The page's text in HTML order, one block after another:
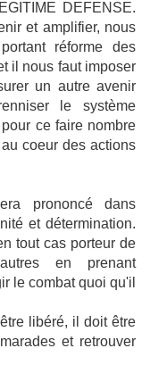
DEFENSE.
et amplifier, nous
réforme des
il nous faut imposer
un autre avenir
le système
ce faire nombre
coeur des actions
prononcé dans
et détermination.
tout cas porteur de
en prenant
le combat quoi qu'il
libéré, il doit être
et retrouver